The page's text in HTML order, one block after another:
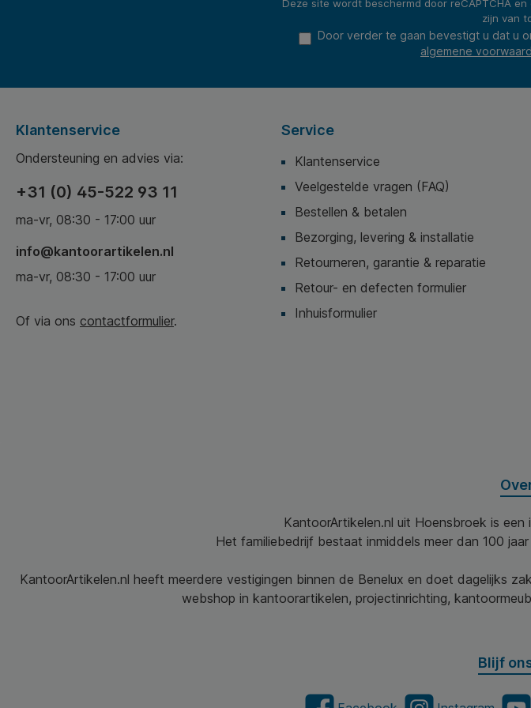
Deze site wordt beschermd door reCAPTCHA en
zijn van
Door verder te gaan bevestigt u dat u
algemene
Klantenservice
Ondersteuning en advies via:
+31 (0) 45-522 93 11
ma-vr, 08:30 - 17:00 uur
info@kantoorartikelen.nl
ma-vr, 08:30 - 17:00 uur
Of via ons contactformulier.
Service
Klantenservice
Veelgestelde vragen (FAQ)
Bestellen & betalen
Bezorging, levering & installatie
Retourneren, garantie & reparatie
Retour- en defecten formulier
Inhuisformulier
KantoorArtikelen.nl uit Hoensbroek is
Het familiebedrijf bestaat inmiddels meer dan 100
KantoorArtikelen.nl heeft meerdere vestigingen binnen de Benelux en doet dagelijks
webshop in kantoorartikelen, projectinrichting,
Blijf